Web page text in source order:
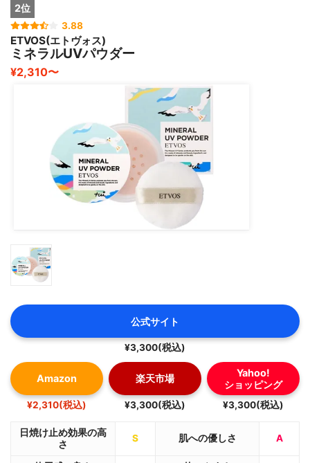
2位
3.88
ETVOS(エトヴォス)
ミネラルUVパウダー
¥2,310〜
公式サイト
¥3,300(税込)
Amazon
¥2,310(税込)
楽天市場
¥3,300(税込)
Yahoo!
ショッピング
¥3,300(税込)
日焼け止め効果の高
さ
S 肌への優しさ A